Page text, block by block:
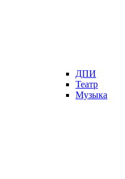
ДПИ
Театр
Музыка